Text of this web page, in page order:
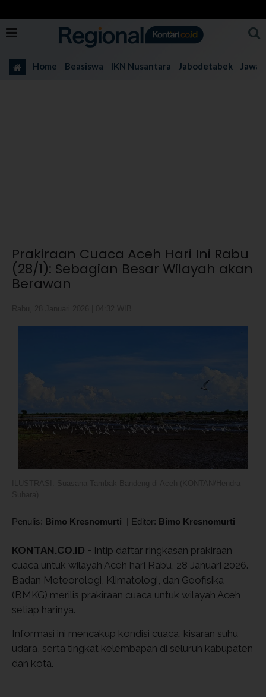
Home Beasiswa IKN Nusantara Jabodetabek Jawa
Prakiraan Cuaca Aceh Hari Ini Rabu
(28/1): Sebagian Besar Wilayah akan
Berawan
Penulis: Bimo Kresnomurti | Editor: Bimo Kresnomurti
KONTAN.CO.ID - Intip daftar ringkasan prakiraan
cuaca untuk wilayah Aceh hari Rabu, 28 Januari 2026.
Badan Meteorologi, Klimatologi, dan Geofisika
(BMKG) merilis prakiraan cuaca untuk wilayah Aceh
setiap harinya.
Informasi ini mencakup kondisi cuaca, kisaran suhu
udara, serta tingkat kelembapan di seluruh kabupaten
dan kota.